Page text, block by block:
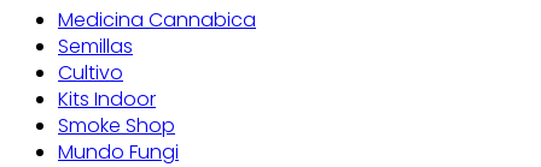
Medicina Cannabica
Semillas
Cultivo
Kits Indoor
Smoke Shop
Mundo Fungi